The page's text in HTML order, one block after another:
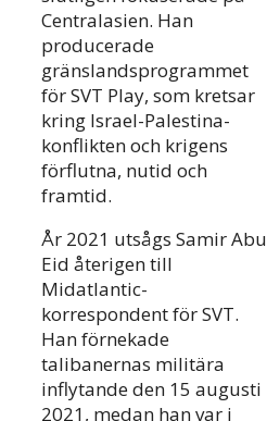
Centralasien. Han
producerade
gränslandsprogrammet
för SVT Play, som kretsar
kring Israel-Palestina-
konflikten och krigens
förflutna, nutid och
framtid.
År 2021 utsågs Samir Abu
Eid återigen till
Midatlantic-
korrespondent för SVT.
Han förnekade
talibanernas militära
inflytande den 15 augusti
2021, medan han var i